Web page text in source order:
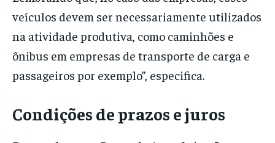
veículos devem ser necessariamente utilizados
na atividade produtiva, como caminhões e
ônibus em empresas de transporte de carga e
passageiros por exemplo”, especifica.
Condições de prazos e juros